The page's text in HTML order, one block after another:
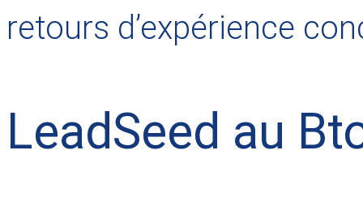
retours d’expérience
LeadSeed au